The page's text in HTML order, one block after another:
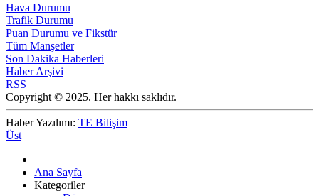
Hava Durumu
Trafik Durumu
Puan Durumu ve Fikstür
Tüm Manşetler
Son Dakika Haberleri
Haber Arşivi
RSS
Copyright © 2025. Her hakkı saklıdır.
Haber Yazılımı: TE Bilişim
Üst
Ana Sayfa
Kategoriler